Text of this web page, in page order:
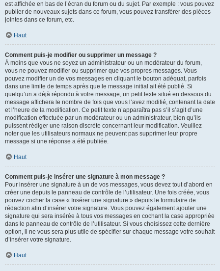
est affichée en bas de l’écran du forum ou du sujet. Par exemple : vous pouvez
publier de nouveaux sujets dans ce forum, vous pouvez transférer des pièces
jointes dans ce forum, etc.
Haut
Comment puis-je modifier ou supprimer un message ?
À moins que vous ne soyez un administrateur ou un modérateur du forum,
vous ne pouvez modifier ou supprimer que vos propres messages. Vous
pouvez modifier un de vos messages en cliquant le bouton adéquat, parfois
dans une limite de temps après que le message initial ait été publié. Si
quelqu’un a déjà répondu à votre message, un petit texte situé en dessous du
message affichera le nombre de fois que vous l’avez modifié, contenant la date
et l’heure de la modification. Ce petit texte n’apparaîtra pas s’il s’agit d’une
modification effectuée par un modérateur ou un administrateur, bien qu’ils
puissent rédiger une raison discrète concernant leur modification. Veuillez
noter que les utilisateurs normaux ne peuvent pas supprimer leur propre
message si une réponse a été publiée.
Haut
Comment puis-je insérer une signature à mon message ?
Pour insérer une signature à un de vos messages, vous devez tout d’abord en
créer une depuis le panneau de contrôle de l’utilisateur. Une fois créée, vous
pouvez cocher la case « Insérer une signature » depuis le formulaire de
rédaction afin d’insérer votre signature. Vous pouvez également ajouter une
signature qui sera insérée à tous vos messages en cochant la case appropriée
dans le panneau de contrôle de l’utilisateur. Si vous choisissez cette dernière
option, il ne vous sera plus utile de spécifier sur chaque message votre souhait
d’insérer votre signature.
Haut